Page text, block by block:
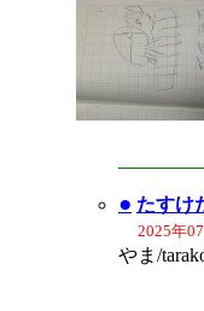
● たすけ
2025年
やま/